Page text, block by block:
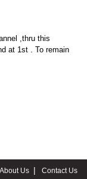
,thru this
at 1st . To remain
About Us Contact Us